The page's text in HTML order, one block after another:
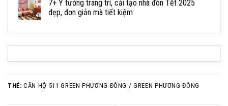
7+ Ý tưởng trang trí, cải tạo nhà đón Tết 2025
đẹp, đơn giản mà tiết kiệm
THẺ: CĂN HỘ 511 GREEN PHƯƠNG ĐÔNG / GREEN PHƯƠNG ĐÔNG